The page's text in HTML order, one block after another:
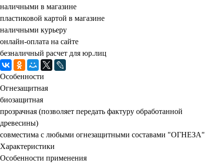
наличными в магазине
пластиковой картой в магазине
наличными курьеру
онлайн-оплата на сайте
безналичный расчет для юр.лиц
Особенности
Огнезащитная
биозащитная
прозрачная (позволяет передать фактуру обработанной
древесины)
совместима с любыми огнезащитными составами "ОГНЕЗА"
Характеристики
Особенности применения